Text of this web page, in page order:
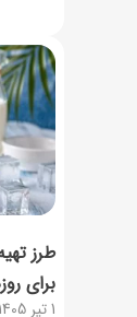
1 تیر 1405
طرز
برای